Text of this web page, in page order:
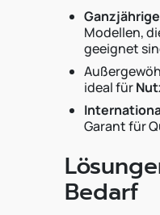
Modellen,
geeignet
ideal für
Garant für
Bedarf